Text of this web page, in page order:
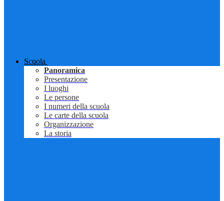
Scuola
Panoramica
Presentazione
I luoghi
Le persone
I numeri della scuola
Le carte della scuola
Organizzazione
La storia